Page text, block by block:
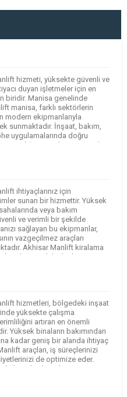
hizmeti, yüksekte güvenli ve
duyan işletmeler için en
biridir. Manisa genelinde
manisa, farklı sektörlerin
modern ekipmanlarıyla
sunmaktadır. İnşaat, bakım,
uygulamalarında doğru
güvenliğini artırırken zamandan
ihtiyaçlarınız için
sunan bir hizmettir. Yüksek
veya bakım
ve verimli bir şekilde
sağlayan bu ekipmanlar,
vazgeçilmez araçları
Akhisar Manlift kiralama
işlerinizi daha hızlı ve
farklı ihtiyaçlara yönelik
hizmetleri, bölgedeki inşaat
yüksekte çalışma
artıran en önemli
Yüksek binaların bakımından
kadar geniş bir alanda ihtiyaç
araçları, iş süreçlerinizi
de optimize eder.
biri olan Manisa